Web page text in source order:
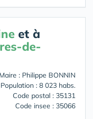
et à
de-
Maire : Philippe BONNIN
Population : 8 023 habs.
Code postal : 35131
Code insee : 35066